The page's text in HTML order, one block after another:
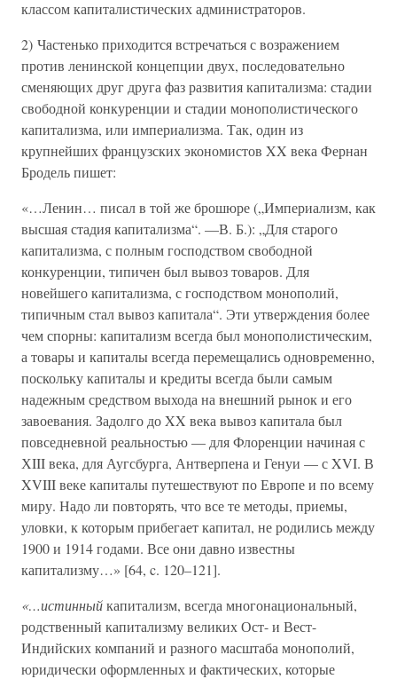
классом капиталистических администраторов.
2) Частенько приходится встречаться с возражением
против ленинской концепции двух, последовательно
сменяющих друг друга фаз развития капитализма: стадии
свободной конкуренции и стадии монополистического
капитализма, или империализма. Так, один из
крупнейших французских экономистов XX века Фернан
Бродель пишет:
«…Ленин… писал в той же брошюре („Империализм, как
высшая стадия капитализма“. —В. Б.): „Для старого
капитализма, с полным господством свободной
конкуренции, типичен был вывоз товаров. Для
новейшего капитализма, с господством монополий,
типичным стал вывоз капитала“. Эти утверждения более
чем спорны: капитализм всегда был монополистическим,
а товары и капиталы всегда перемещались одновременно,
поскольку капиталы и кредиты всегда были самым
надежным средством выхода на внешний рынок и его
завоевания. Задолго до XX века вывоз капитала был
повседневной реальностью — для Флоренции начиная с
ХIII века, для Аугсбурга, Антверпена и Генуи — с XVI. В
XVIII веке капиталы путешествуют по Европе и по всему
миру. Надо ли повторять, что все те методы, приемы,
уловки, к которым прибегает капитал, не родились между
1900 и 1914 годами. Все они давно известны
капитализму…» [64, c. 120–121].
«…истинныйкапитализм, всегда многонациональный,
родственный капитализму великих Ост- и Вест-
Индийских компаний и разного масштаба монополий,
юридически оформленных и фактических, которые